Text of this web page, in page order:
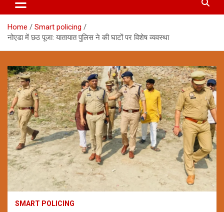
Home
Smart policing
नोएडा में छठ पूजा: यातायात पुलिस ने की घाटों पर विशेष व्यवस्था
SMART POLICING